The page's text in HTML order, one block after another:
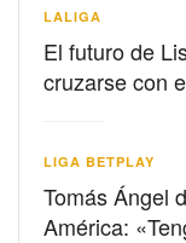
LALIGA
El futuro de
cruzarse con
LIGA BETPLAY
Tomás Ángel
América: